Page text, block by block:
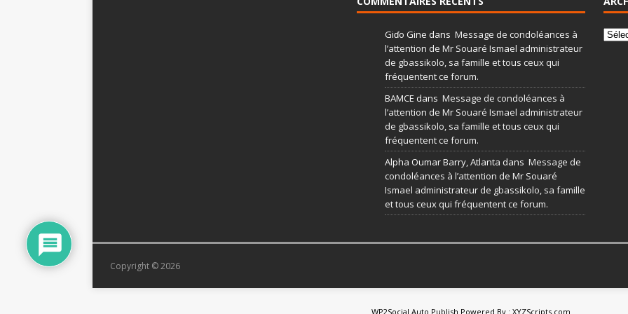
Giɗo Gine dans Message de condoléances à
l’attention de Mr Souaré Ismael administrateur
de gbassikolo, sa famille et tous ceux qui
fréquentent ce forum.
BAMCE dans Message de condoléances à
l’attention de Mr Souaré Ismael administrateur
de gbassikolo, sa famille et tous ceux qui
fréquentent ce forum.
Alpha Oumar Barry, Atlanta dans Message de
condoléances à l’attention de Mr Souaré
Ismael administrateur de gbassikolo, sa famille
et tous ceux qui fréquentent ce forum.
Copyright © 2026
WP2Social Auto Publish Powered By : XYZScripts.com